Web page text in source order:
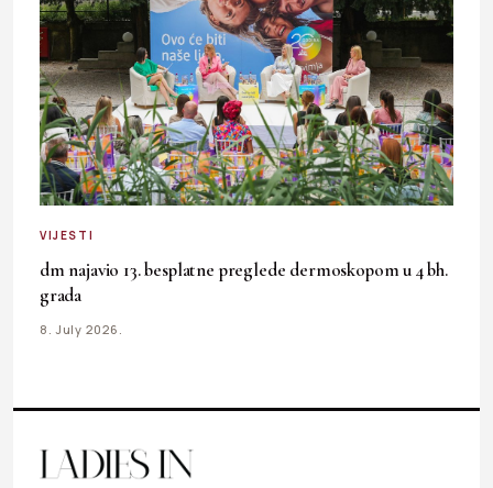
VIJESTI
dm najavio 13. besplatne preglede dermoskopom u 4 bh.
grada
8. July 2026.